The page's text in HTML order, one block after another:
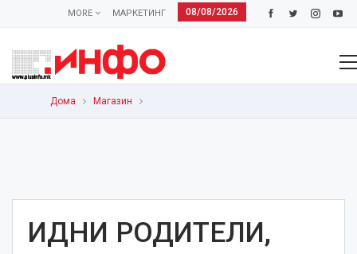
08/08/2026
МАРКЕТИНГ
MORE
Дома Магазин
ИДНИ РОДИТЕЛИ,